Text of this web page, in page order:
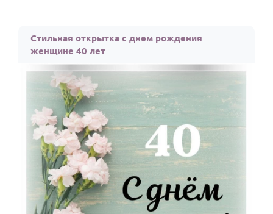
Стильная открытка с днем рождения
женщине 40 лет